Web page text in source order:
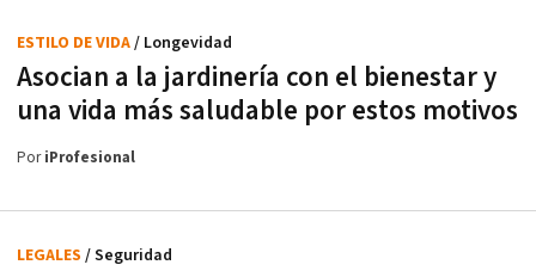
Asocian a la jardinería con el bienestar y
una vida más saludable por estos motivos
ESTILO DE VIDA/ Longevidad
PoriProfesional
LEGALES / Seguridad